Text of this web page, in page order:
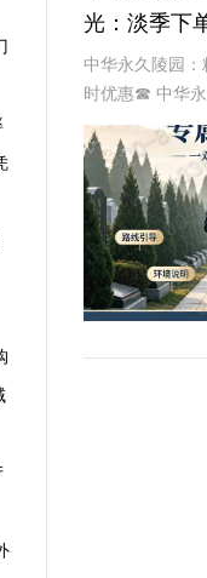
光：淡季下
深度解析
中华永久陵园
时优惠☎ 中华
中华永久陵园，
始终以提供高品
任。本文将全